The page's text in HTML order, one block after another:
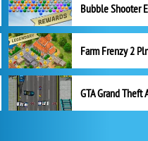
GTA Grand Theft